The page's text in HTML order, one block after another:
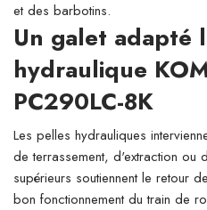
et des barbotins.
Un galet adapté
hydraulique
PC290LC-8K
Les pelles hydrauliques
de terrassement, d'extraction ou
supérieurs soutiennent le retour
bon fonctionnement du train de